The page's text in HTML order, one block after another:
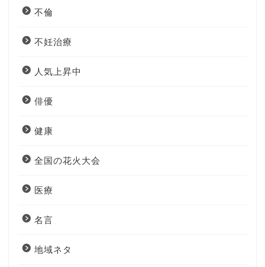
不倫
不妊治療
人気上昇中
俳優
健康
全国の花火大会
医療
名言
地域ネタ